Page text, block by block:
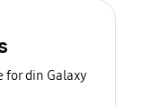
for din Galaxy